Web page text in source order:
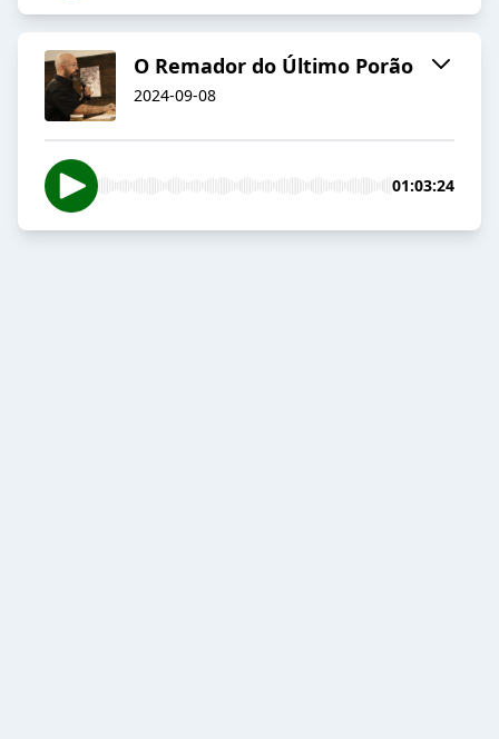
O Remador do Último Porão
2024-09-08
01:03:24